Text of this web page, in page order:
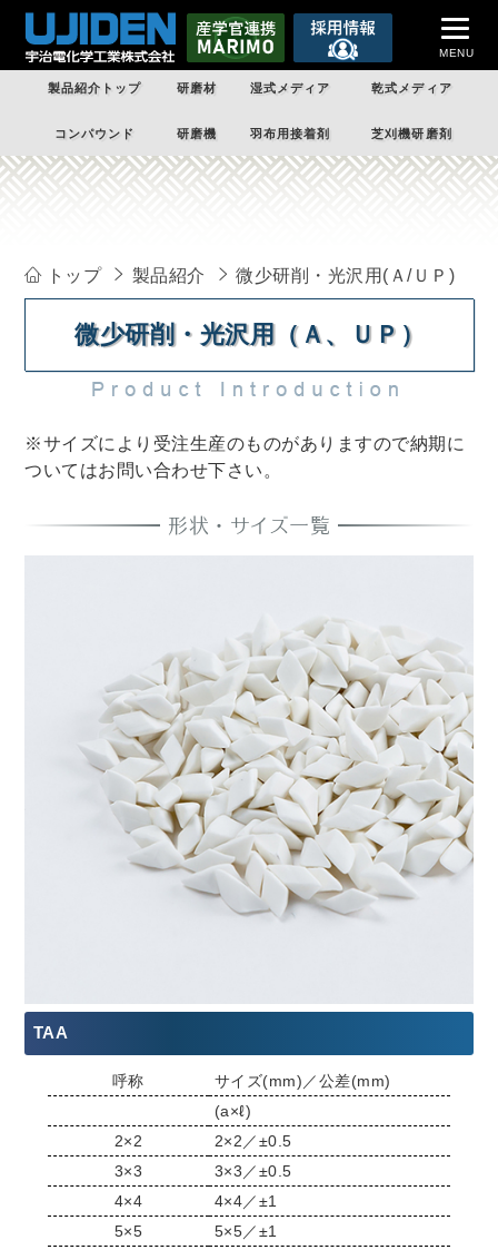
製品紹介トップ 研磨材 湿式メディア 乾式メディア
コンパウンド 研磨機 羽布用接着剤 芝刈機研磨剤
トップ 製品紹介 微少研削・光沢用(Ａ/ＵＰ)
微少研削・光沢用（Ａ、ＵＰ）
※サイズにより受注生産のものがありますので納期に
ついてはお問い合わせ下さい。
形状・サイズ一覧
TAA
呼称
サイズ(mm)／公差(mm)
(a×ℓ)
2×2
2×2／±0.5
3×3
3×3／±0.5
4×4
4×4／±1
5×5
5×5／±1
MENU
トップページ
企業案内
技術情報
課題解決
企業情報
お問い合わせ